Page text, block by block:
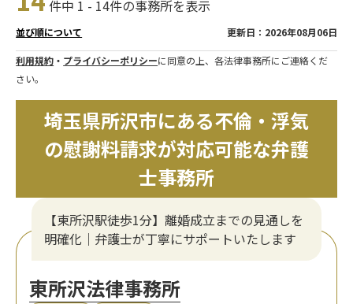
件中 1 - 14件の事務所を表示
並び順について 更新日：2026年08月06日
利用規約 ・ プライバシーポリシーに同意の上、各法律事務所にご連絡くだ
さい。
埼玉県所沢市にある不倫・浮気
の慰謝料請求が対応可能な弁護
士事務所
【東所沢駅徒歩1分】離婚成立までの見通しを
明確化｜弁護士が丁寧にサポートいたします
東所沢法律事務所